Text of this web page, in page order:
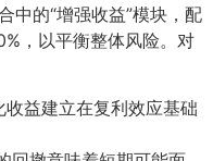
中的“增强收益”模块，配
，以平衡整体风险。对
收益建立在复利效应基础